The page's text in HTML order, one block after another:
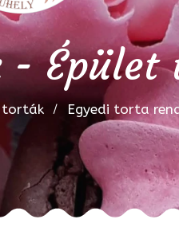
- Épület
torták Egyedi torta